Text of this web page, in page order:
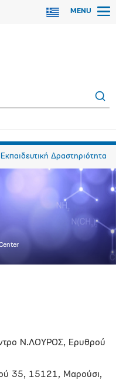
MENU
Δραστηριότητα
Ν.ΛΟΥΡΟΣ, Ερυθρού
35, 15121, Μαρούσι,